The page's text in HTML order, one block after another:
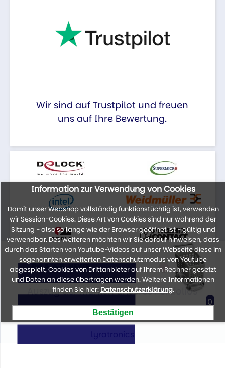
Wir sind auf Trustpilot und freuen
uns auf Ihre Bewertung.
Auszug der Marken unseres Portfolios
Information zur Verwendung von Cookies
Damit unser Webshop vollständig funktionstüchtig ist, verwenden
wir Session-Cookies. Diese Art von Cookies sind nur während der
Sitzung - also so lange wie der Browser geöffnet ist - gültig und
verwendbar. Des weiteren möchten wir Sie darauf hinweisen, dass
durch das Starten von Youtube-Videos auf unser Webseite diese im
sogenannten erweiterten Datenschutzmodus von Youtube
abgespielt, Cookies von Drittanbieter auf Ihrem Rechner gesetzt
und Daten an diese übertragen werden. Weitere Informationen
finden Sie hier: Datenschutzerklärung.
0